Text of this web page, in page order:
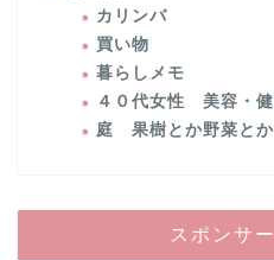
カリンバ
買い物
暮らしメモ
４０代女性 美容・健
庭 果樹とか野菜とか
スポンサ